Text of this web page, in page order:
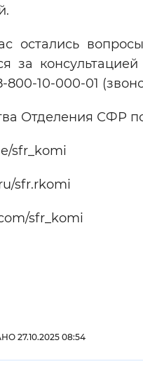
остались
за
800-10-000-01
Отделения СФР
sfr_komi
sfr.rkomi
sfr_komi
27.10.2025 08:54